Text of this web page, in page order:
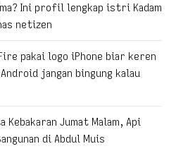
Ini profil lengkap istri Kadam
netizen
pakai logo iPhone biar keren
jangan bingung kalau
Kebakaran Jumat Malam, Api
di Abdul Muis